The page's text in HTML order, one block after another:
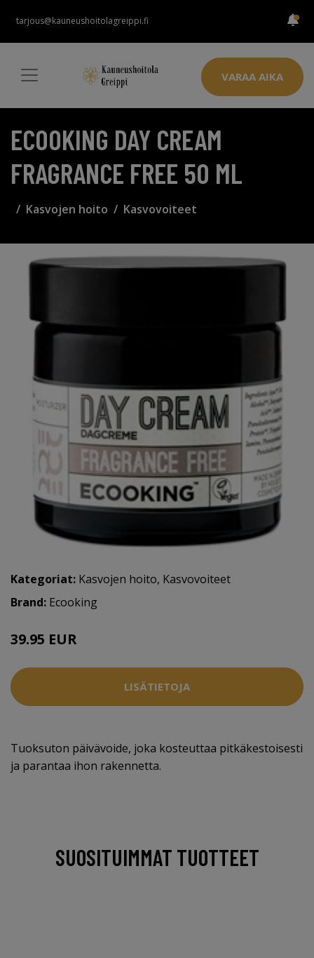
tarjous@kauneushoitolagreippi.fi
VARAA AIKA
ECOOKING DAY CREAM
FRAGRANCE FREE 50 ML
Kasvojen hoito Kasvovoiteet
Kategoriat: Kasvojen hoito, Kasvovoiteet
Brand: Ecooking
39.95 EUR
LISÄTIETOJA
Tuoksuton päivävoide, joka kosteuttaa pitkäkestoisesti
ja parantaa ihon rakennetta.
SUOSITUIMMAT TUOTTEET